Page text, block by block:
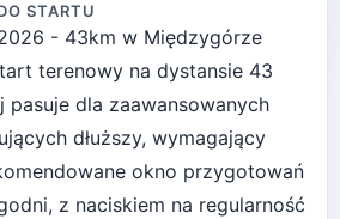
STARTU
- 43km w Międzygórze
terenowy na dystansie 43
pasuje dla zaawansowanych
dłuższy, wymagający
okno przygotowań
, z naciskiem na regularność